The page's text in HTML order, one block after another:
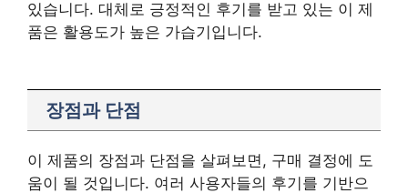
있습니다. 대체로 긍정적인 후기를 받고 있는 이 제
품은 활용도가 높은 가습기입니다.
장점과 단점
이 제품의 장점과 단점을 살펴보면, 구매 결정에 도
움이 될 것입니다. 여러 사용자들의 후기를 기반으